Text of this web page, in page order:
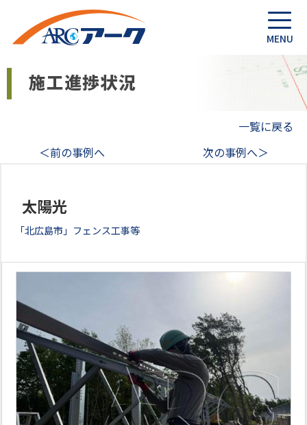
一覧に戻る
＜前の事例へ
次の事例へ＞
太陽光
「北広島市」フェンス工事等